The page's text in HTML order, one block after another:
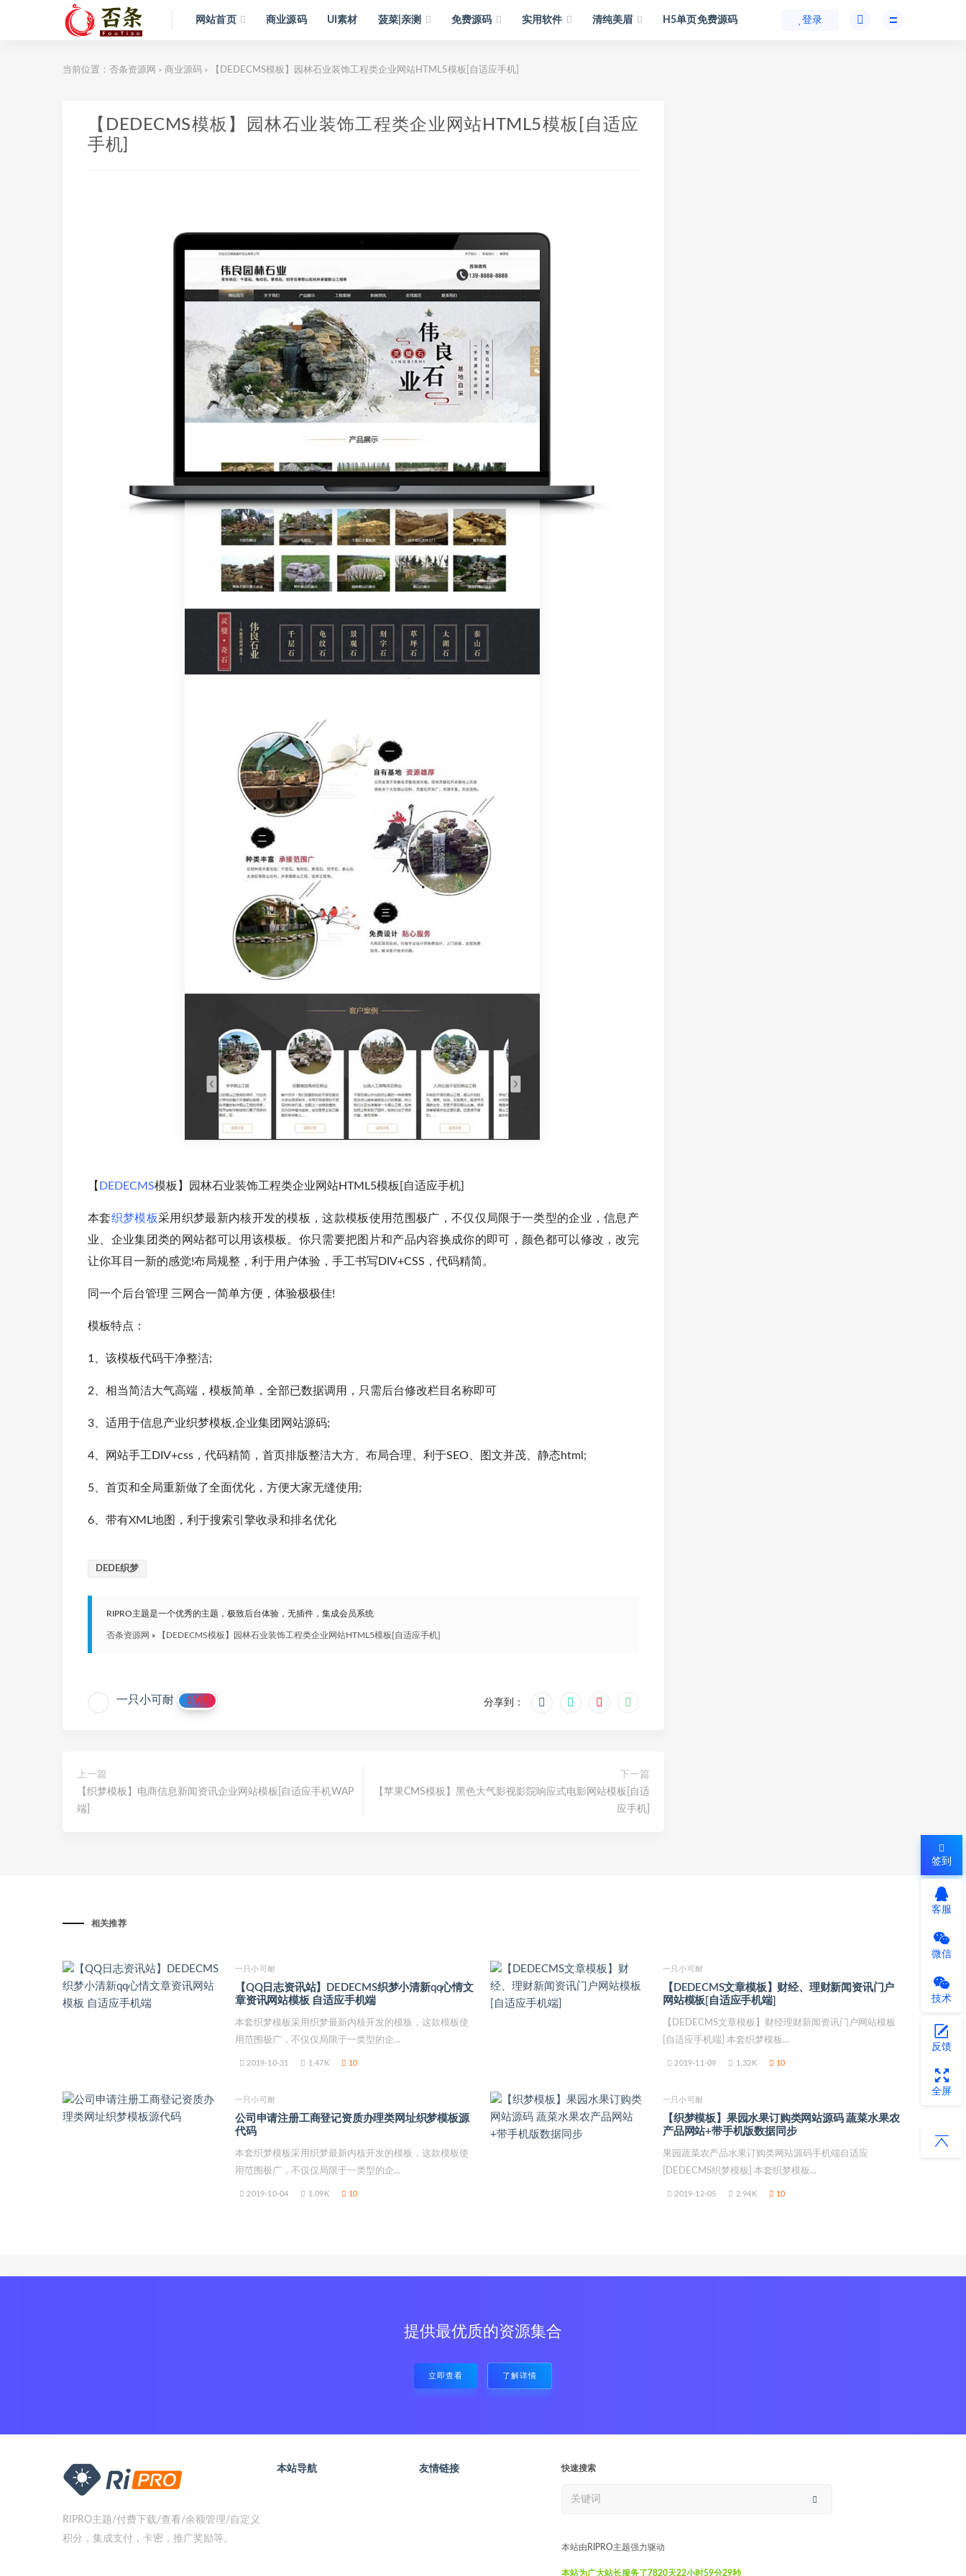
网站首页 商业源码 UI素材 菠菜|亲测 免费源码 实用软件 清纯美眉 H5单页免费源码 登录
当前位置： 否条资源网 > 商业源码 > 【DEDECMS模板】园林石业装饰工程类企业网站HTML5模板[自适应手机]
【DEDECMS模板】园林石业装饰工程类企业网站HTML5模板[自适应
手机]
【 DEDECMS模板】园林石业装饰工程类企业网站HTML5模板[自适应手机]
本套织梦模板采用织梦最新内核开发的模板，这款模板使用范围极广，不仅仅局限于一类型的企业，信息产
业、企业集团类的网站都可以用该模板。你只需要把图片和产品内容换成你的即可，颜色都可以修改，改完
让你耳目一新的感觉!布局规整，利于用户体验，手工书写DIV+CSS，代码精简。
同一个后台管理 三网合一简单方便，体验极极佳!
模板特点：
1、该模板代码干净整洁;
2、相当简洁大气高端，模板简单，全部已数据调用，只需后台修改栏目名称即可
3、适用于信息产业织梦模板,企业集团网站源码;
4、网站手工DIV+css，代码精简，首页排版整洁大方、布局合理、利于SEO、图文并茂、静态html;
5、首页和全局重新做了全面优化，方便大家无缝使用;
6、带有XML地图，利于搜索引擎收录和排名优化
DEDE织梦
RIPRO主题是一个优秀的主题，极致后台体验，无插件，集成会员系统
否条资源网 » 【DEDECMS模板】园林石业装饰工程类企业网站HTML5模板[自适应手机]
一只小可耐 VIP 分享到：
上一篇
【织梦模板】电商信息新闻资讯企业网站模板[自适应手机WAP
端]
下一篇
【苹果CMS模板】黑色大气影视影院响应式电影网站模板[自适
应手机]
相关推荐
一只小可耐
【QQ日志资讯站】DEDECMS织梦小清新qq心情文
章资讯网站模板 自适应手机端
本套织梦模板采用织梦最新内核开发的模板，这款模板使
用范围极广，不仅仅局限于一类型的企...
2019-10-31 1.47K 10
一只小可耐
【DEDECMS文章模板】财经、理财新闻资讯门户
网站模板[自适应手机端]
【DEDECMS文章模板】财经理财新闻资讯门户网站模板
[自适应手机端] 本套织梦模板...
2019-11-09 1.32K 10
一只小可耐
公司申请注册工商登记资质办理类网址织梦模板源
代码
本套织梦模板采用织梦最新内核开发的模板，这款模板使
用范围极广，不仅仅局限于一类型的企...
2019-10-04 1.09K 10
一只小可耐
【织梦模板】果园水果订购类网站源码 蔬菜水果农
产品网站+带手机版数据同步
果园蔬菜农产品水果订购类网站源码手机端自适应
[DEDECMS织梦模板] 本套织梦模板...
2019-12-05 2.94K 10
提供最优质的资源集合
立即查看 了解详情
RIPRO主题/付费下载/查看/余额管理/自定义
积分，集成支付，卡密，推广奖励等。
本站导航 友情链接 快速搜索
本站由RIPRO主题强力驱动
本站为广大站长服务了7820天22小时59分30秒
签到
客服
微信
技术
反馈
全屏